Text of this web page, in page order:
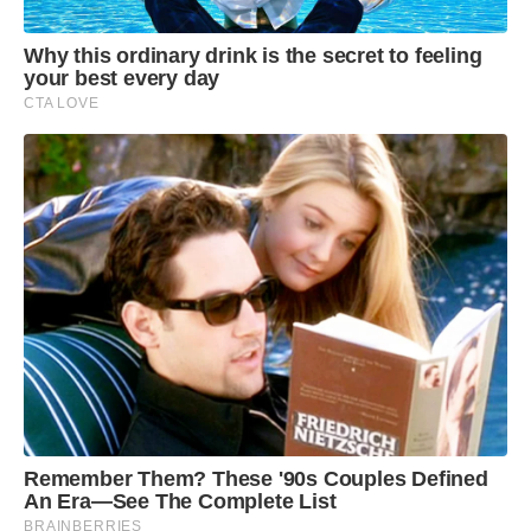
meses ausente do país. O fundamento é
justamente o lobby de Eduardo em favor das
sanções norte-americanas sobre exportações
brasileiras para fazer pressão contra o julgamento
do pai.
Why this ordinary drink is the secret to feeling
your best every day
CTA LOVE
Remember Them? These '90s Couples Defined
An Era—See The Complete List
BRAINBERRIES